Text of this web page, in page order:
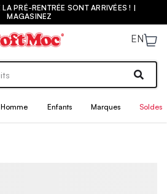
LA PLUS GRANDE SÉLECTION DE
EN
Homme Enfants Marques Soldes